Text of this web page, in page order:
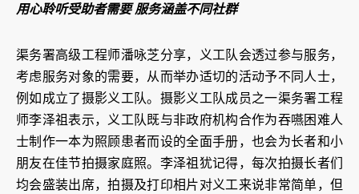
用心聆听受助者需要 服务涵盖不同社群
渠务署高级工程师潘咏芝分享，义工队会透过参与服务，
考虑服务对象的需要，从而举办适切的活动予不同人士，
例如成立了摄影义工队。摄影义工队成员之一渠务署工程
师李泽祖表示，义工队既与非政府机构合作为吞嚥困难人
士制作一本为照顾患者而设的全面手册，也会为长者和小
朋友在佳节拍摄家庭照。李泽祖犹记得，每次拍摄长者们
均会盛装出席，拍摄及打印相片对义工来说非常简单，但